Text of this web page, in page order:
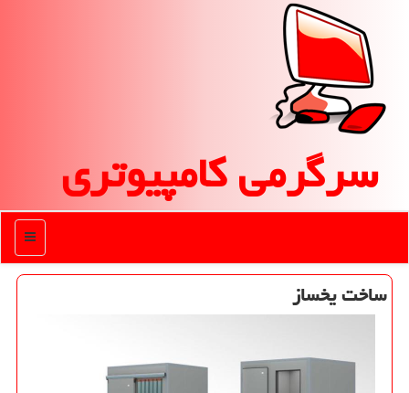
سرگرمی كامپیوتری
منو
ساخت یخساز